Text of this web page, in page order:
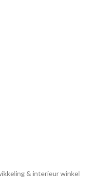
& interieur winkel